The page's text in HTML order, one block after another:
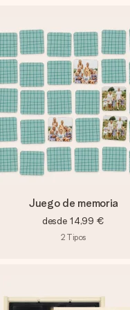
Juego de memoria
desde 14,99 €
2 Tipos